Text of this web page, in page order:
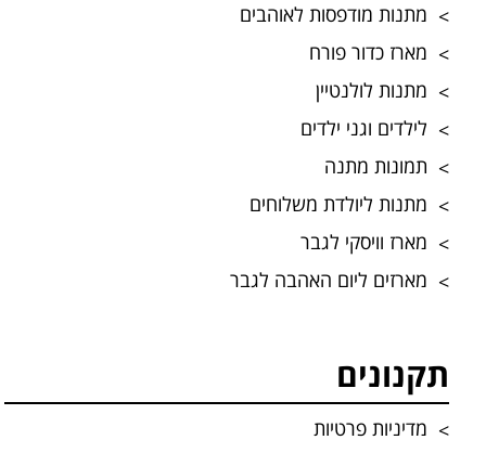
מתנות מודפסות לאוהבים
מארז כדור פורח
מתנות לולנטיין
לילדים וגני ילדים
תמונות מתנה
מתנות ליולדת משלוחים
מארז וויסקי לגבר
מארזים ליום האהבה לגבר
תקנונים
מדיניות פרטיות